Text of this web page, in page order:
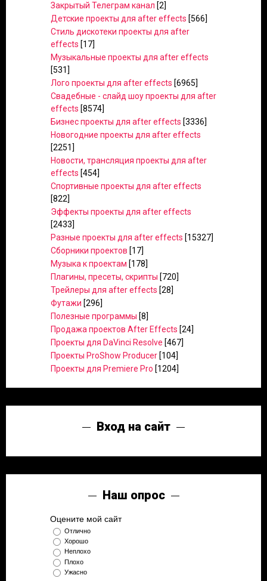
Закрытый Телеграм канал [2]
Детские проекты для after effects [566]
Стиль дискотеки проекты для after
effects [17]
Музыкальные проекты для after effects
[531]
Лого проекты для after effects [6965]
Свадебные - слайд шоу проекты для after
effects [8574]
Бизнес проекты для after effects [3336]
Новогодние проекты для after effects
[2251]
Новости, трансляция проекты для after
effects [454]
Спортивные проекты для after effects
[822]
Эффекты проекты для after effects
[2433]
Разные проекты для after effects [15327]
Сборники проектов [17]
Музыка к проектам [178]
Плагины, пресеты, скрипты [720]
Трейлеры для after effects [28]
Футажи [296]
Полезные программы [8]
Продажа проектов After Effects [24]
Проекты для DaVinci Resolve [467]
Проекты ProShow Producer [104]
Проекты для Premiere Pro [1204]
Вход на сайт
Наш опрос
Оцените мой сайт
Отлично
Хорошо
Неплохо
Плохо
Ужасно